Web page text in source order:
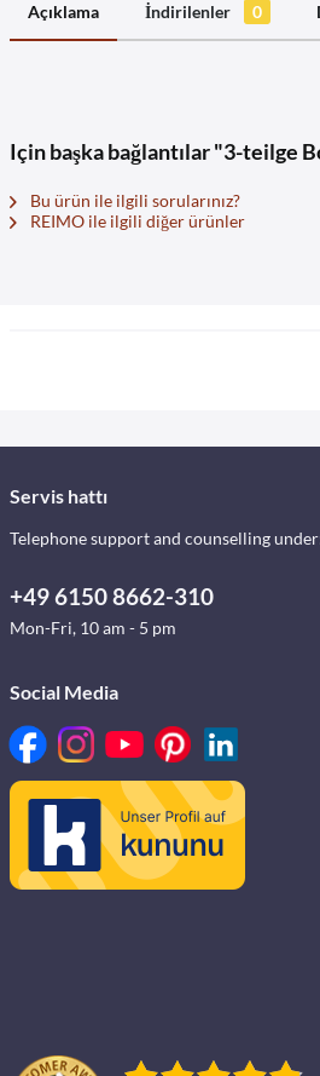
Açıklama İndirilenler 0
Için başka bağlantılar "3-teilge
Bu ürün ile ilgili sorularınız?
REIMO ile ilgili diğer ürünler
Servis hattı
Telephone support and counselling
+49 6150 8662-310
Mon-Fri, 10 am - 5 pm
Social Media